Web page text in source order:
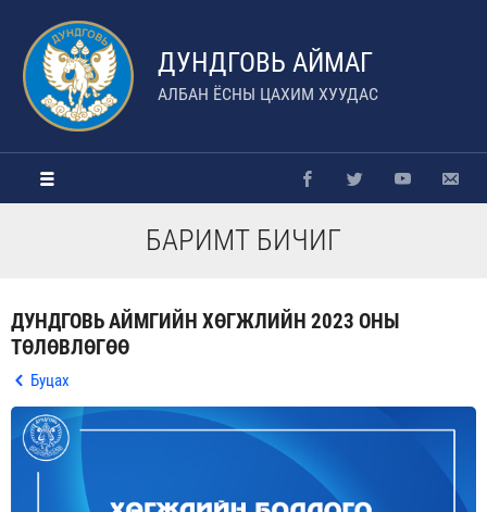
ДУНДГОВЬ АЙМАГ
АЛБАН ЁСНЫ ЦАХИМ ХУУДАС
БАРИМТ БИЧИГ
ДУНДГОВЬ АЙМГИЙН ХӨГЖЛИЙН 2023 ОНЫ
ТӨЛӨВЛӨГӨӨ
Буцах